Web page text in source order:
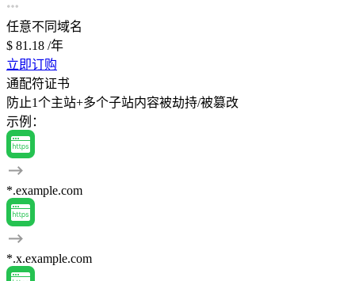
任意不同域名
$ 81.18 /年
立即订购
通配符证书
防止1个主站+多个子站内容被劫持/被篡改
示例：
*.example.com
*.x.example.com